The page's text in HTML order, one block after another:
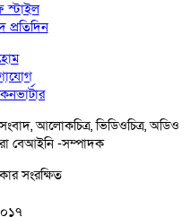
স্টাইল
প্রতিদিন
আলোকচিত্র, ভিডিওচিত্র, অডিও
বেআইনি -সম্পাদক
সংরক্ষিত